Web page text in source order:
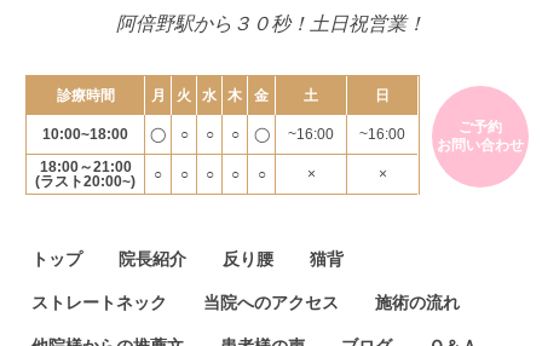
阿倍野駅から３０秒！土日祝営業！
診療時間 月 火 水 木 金 土 日
10:00~18:00 ◯ ○ ○ ○ ◯ ~16:00
~16:00
18:00～21:00
(ラスト20:00~)
○ ○ ○ ○ ○ × ×
ご予約
お問い合わせ
トップ 院長紹介 反り腰 猫背
ストレートネック 当院へのアクセス 施術の流れ